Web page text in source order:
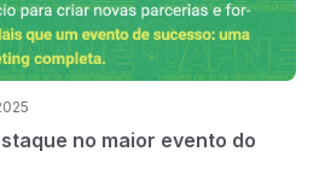
no maior evento do